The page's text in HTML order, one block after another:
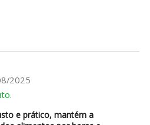
2025
e prático, mantém a